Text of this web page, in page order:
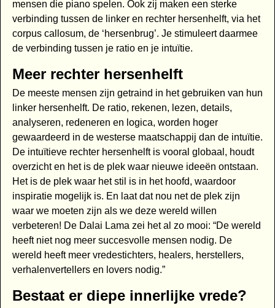
mensen die piano spelen. Ook zij maken een sterke
verbinding tussen de linker en rechter hersenhelft, via het
corpus callosum, de ‘hersenbrug’. Je stimuleert daarmee
de verbinding tussen je ratio en je intuïtie.
Meer rechter hersenhelft
De meeste mensen zijn getraind in het gebruiken van hun
linker hersenhelft. De ratio, rekenen, lezen, details,
analyseren, redeneren en logica, worden hoger
gewaardeerd in de westerse maatschappij dan de intuïtie.
De intuïtieve rechter hersenhelft is vooral globaal, houdt
overzicht en het is de plek waar nieuwe ideeën ontstaan.
Het is de plek waar het stil is in het hoofd, waardoor
inspiratie mogelijk is. En laat dat nou net de plek zijn
waar we moeten zijn als we deze wereld willen
verbeteren! De Dalai Lama zei het al zo mooi: “De wereld
heeft niet nog meer succesvolle mensen nodig. De
wereld heeft meer vredestichters, healers, herstellers,
verhalenvertellers en lovers nodig.”
Bestaat er diepe innerlijke vrede?